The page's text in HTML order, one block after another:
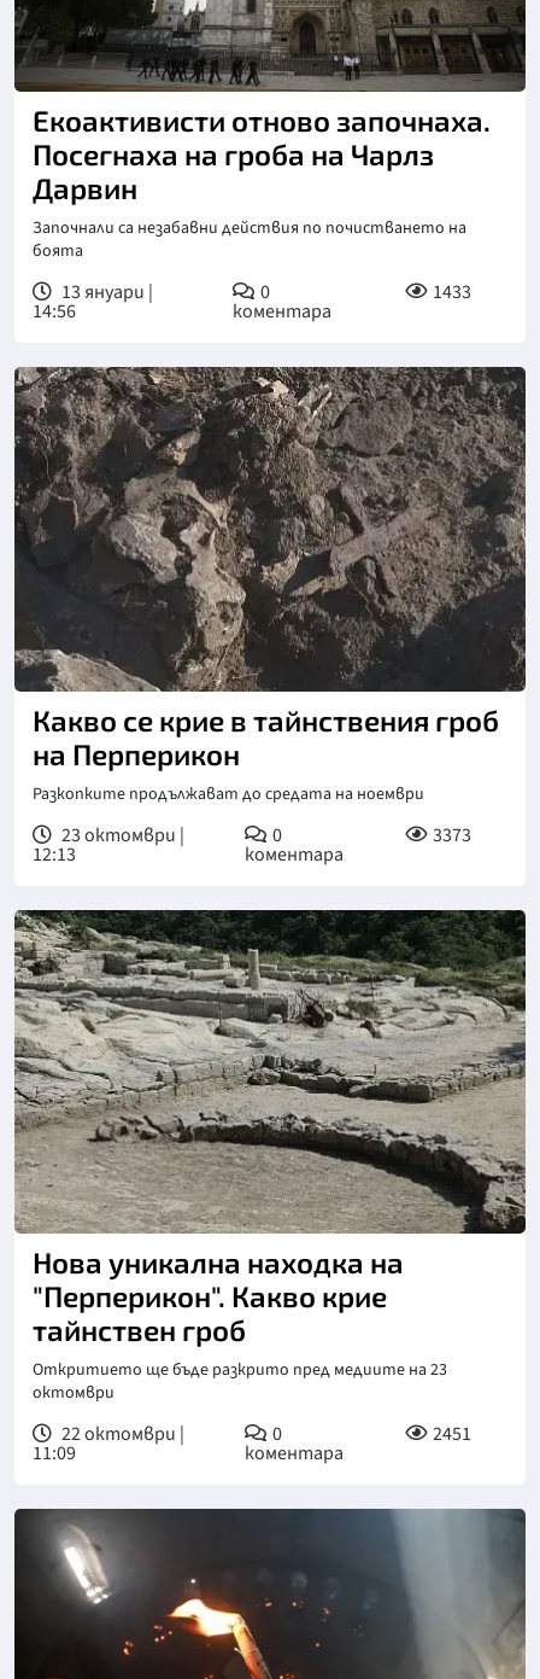
Снимка: БТА
Екоактивисти отново започнаха.
Посегнаха на гроба на Чарлз
Дарвин
Започнали са незабавни действия по почистването на
боята
13 януари |
14:56
0
коментара
1433
Снимка: bTV
Какво се крие в тайнствения гроб
на Перперикон
Разкопките продължават до средата на ноември
23 октомври |
12:13
0
коментара
3373
Снимка: БГНЕС
Нова уникална находка на
"Перперикон". Какво крие
тайнствен гроб
Откритието ще бъде разкрито пред медиите на 23
октомври
22 октомври |
11:09
0
коментара
2451